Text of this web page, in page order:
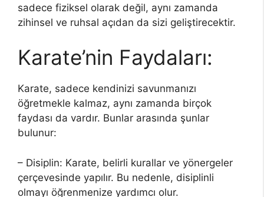
sadece fiziksel olarak değil, aynı zamanda
zihinsel ve ruhsal açıdan da sizi geliştirecektir.
Karate’nin Faydaları:
Karate, sadece kendinizi savunmanızı
öğretmekle kalmaz, aynı zamanda birçok
faydası da vardır. Bunlar arasında şunlar
bulunur:
– Disiplin: Karate, belirli kurallar ve yönergeler
çerçevesinde yapılır. Bu nedenle, disiplinli
olmayı öğrenmenize yardımcı olur.